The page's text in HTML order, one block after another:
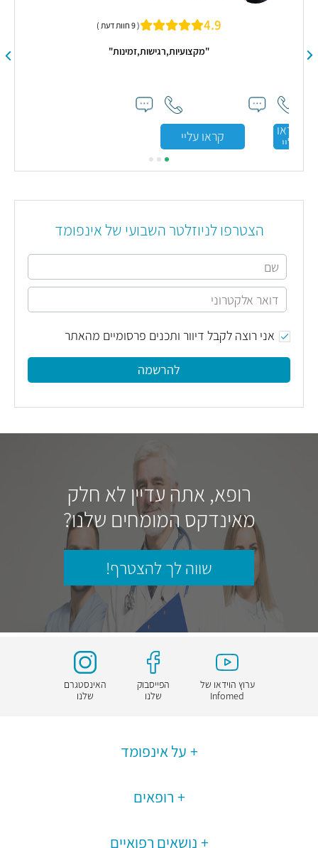
קראו
עליי
4.9 ( 9 חוות דעת )
"מקצועיות,רגישות,זמינות"
קראו עליי
הצטרפו לניוזלטר השבועי של אינפומד
אני רוצה לקבל דיוור ותכנים פרסומיים מהאתר
להרשמה
רופא, אתה עדיין לא חלק
מאינדקס המומחים שלנו?
שווה לך להצטרף!
ערוץ הוידאו של
Infomed
הפייסבוק
שלנו
האינסטגרם
שלנו
על אינפומד
רופאים
נושאים רפואיים